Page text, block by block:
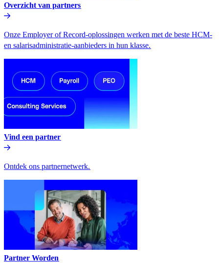
Overzicht van partners​​
Onze Employer of Record-oplossingen werken met de beste HCM-
en salarisadministratie-aanbieders in hun klasse.​​
Vind een partner​​
Ontdek ons partnernetwerk.​​
Partner Worden​​